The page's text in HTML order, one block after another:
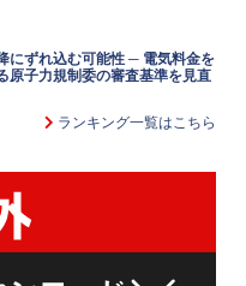
にずれ込む可能性 ─ 電気料金を
原子力規制委の審査基準を見直
ランキング一覧はこちら